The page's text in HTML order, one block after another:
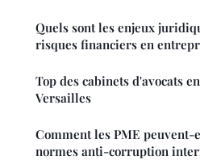
Quels sont les enjeux
risques financiers en
Top des cabinets d'avocats
Versailles
Comment les PME peuvent-
normes anti-corruption